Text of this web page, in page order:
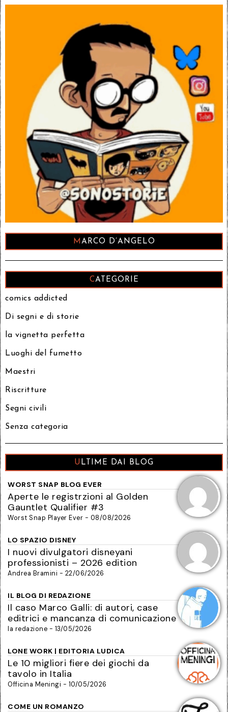
MARCO D’ANGELO
CATEGORIE
comics addicted
Di segni e di storie
la vignetta perfetta
Luoghi del fumetto
Maestri
Riscritture
Segni civili
Senza categoria
ULTIME DAI BLOG
WORST SNAP BLOG EVER
Aperte le registrzioni al Golden
Gauntlet Qualifier #3
Worst Snap Player Ever - 08/08/2026
LO SPAZIO DISNEY
I nuovi divulgatori disneyani
professionisti – 2026 edition
Andrea Bramini - 22/06/2026
IL BLOG DI REDAZIONE
Il caso Marco Galli: di autori, case
editrici e mancanza di comunicazione
la redazione - 13/05/2026
LONE WORK | EDITORIA LUDICA
Le 10 migliori fiere dei giochi da
tavolo in Italia
Officina Meningi - 10/05/2026
COME UN ROMANZO